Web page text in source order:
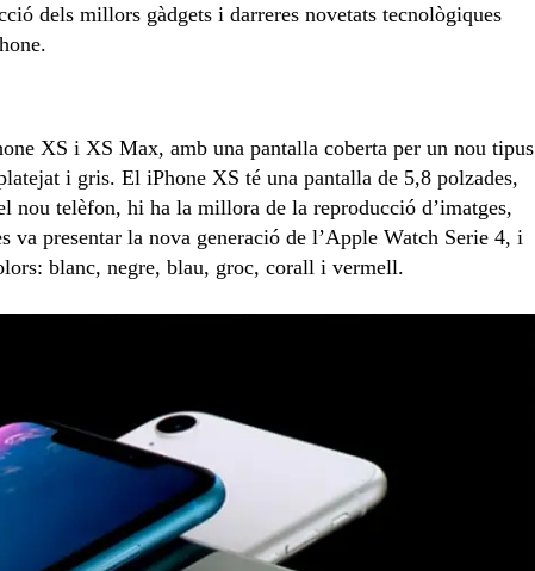
dels millors gàdgets i darreres novetats tecnològiques
XS i XS Max, amb una pantalla coberta per un nou tipus
i gris. El iPhone XS té una pantalla de 5,8 polzades,
nou telèfon, hi ha la millora de la reproducció d’imatges,
presentar la nova generació de l’Apple Watch Serie 4, i
blanc, negre, blau, groc, corall i vermell.